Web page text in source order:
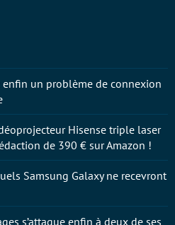
enfin un problème de connexion
Hisense triple laser
de 390 € sur Amazon !
Samsung Galaxy ne recevront
s’attaque enfin à deux de ses